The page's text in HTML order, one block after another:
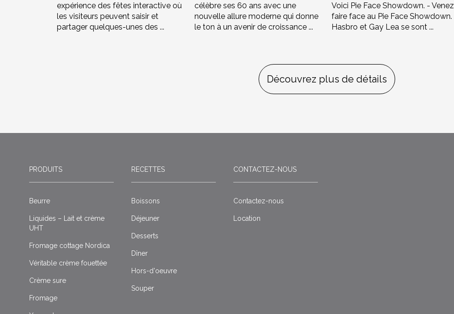
expérience des fêtes interactive où
les visiteurs peuvent saisir et
partager quelques-unes des ...
célèbre ses 60 ans avec une
nouvelle allure moderne qui donne
le ton à un avenir de croissance ...
Voici Pie Face Showdown. - Venez
faire face au Pie Face Showdown.
Hasbro et Gay Lea se sont ...
Découvrez plus de détails
PRODUITS
Beurre
Liquides – Lait et crème
UHT
Fromage cottage Nordica
Véritable crème fouettée
Crème sure
Fromage
RECETTES
Boissons
Déjeuner
Desserts
Dîner
Hors-d'oeuvre
Souper
CONTACTEZ-NOUS
Contactez-nous
Location